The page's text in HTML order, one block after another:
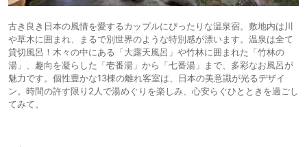
古き良き日本の風情を愛するカップルにぴったりな温泉宿。敷地内は川
や草木に囲まれ、まるで別世界のような特別感が漂います。温泉は全て
貸切風呂！木々の中にある「大露天風呂」や竹林に囲まれた「竹林の
湯」、趣向を凝らした「壱番湯」から「七番湯」まで、多彩なお風呂が
魅力です。個性豊かな13棟の離れ客室は、日本の美意識が光るデザイ
ン。時間の許す限り2人で湯めぐりを楽しみ、心安らぐひとときを過ごし
てみて。